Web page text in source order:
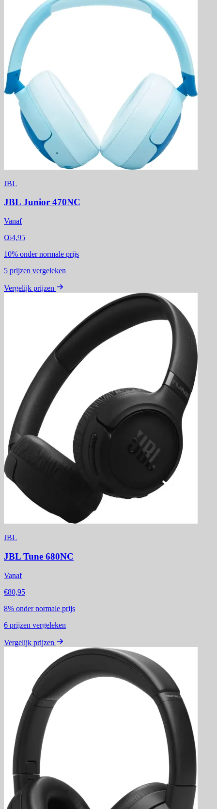
JBL
JBL Junior 470NC
Vanaf
€64,95
10% onder normale prijs
5 prijzen vergeleken
Vergelijk prijzen
JBL
JBL Tune 680NC
Vanaf
€80,95
8% onder normale prijs
6 prijzen vergeleken
Vergelijk prijzen